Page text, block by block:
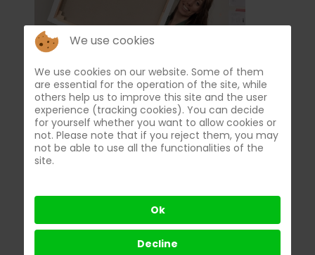
We use cookies
We use cookies on our website. Some of them
are essential for the operation of the site, while
others help us to improve this site and the user
experience (tracking cookies). You can decide
for yourself whether you want to allow cookies or
not. Please note that if you reject them, you may
not be able to use all the functionalities of the
site.
Ok
Decline